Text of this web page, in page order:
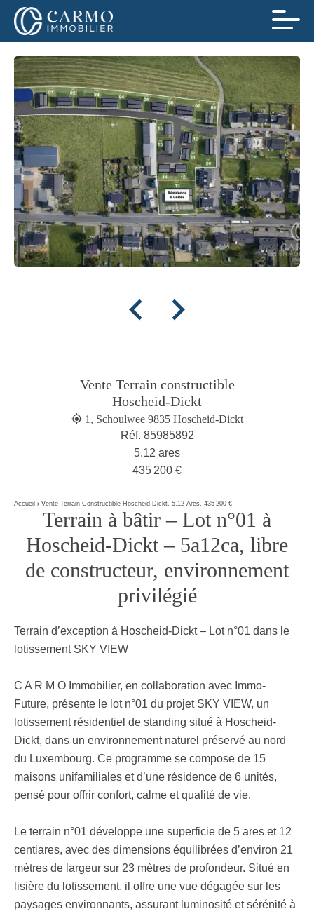
Vente Terrain constructible
Hoscheid-Dickt
1, Schoulwee 9835 Hoscheid-Dickt
Réf. 85985892
5.12 ares
435 200 €
Accueil Vente Terrain Constructible Hoscheid-Dickt, 5.12 Ares, 435 200 €
Terrain à bâtir – Lot n°01 à
Hoscheid-Dickt – 5a12ca, libre
de constructeur, environnement
privilégié
Terrain d’exception à Hoscheid-Dickt – Lot n°01 dans le
lotissement SKY VIEW
C A R M O Immobilier, en collaboration avec Immo-
Future, présente le lot n°01 du projet SKY VIEW, un
lotissement résidentiel de standing situé à Hoscheid-
Dickt, dans un environnement naturel préservé au nord
du Luxembourg. Ce programme se compose de 15
maisons unifamiliales et d’une résidence de 6 unités,
pensé pour offrir confort, calme et qualité de vie.
Le terrain n°01 développe une superficie de 5 ares et 12
centiares, avec des dimensions équilibrées d’environ 21
mètres de largeur sur 23 mètres de profondeur. Situé en
lisière du lotissement, il offre une vue dégagée sur les
paysages environnants, assurant luminosité et sérénité à